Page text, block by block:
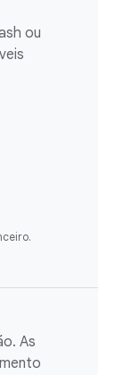
ou
As